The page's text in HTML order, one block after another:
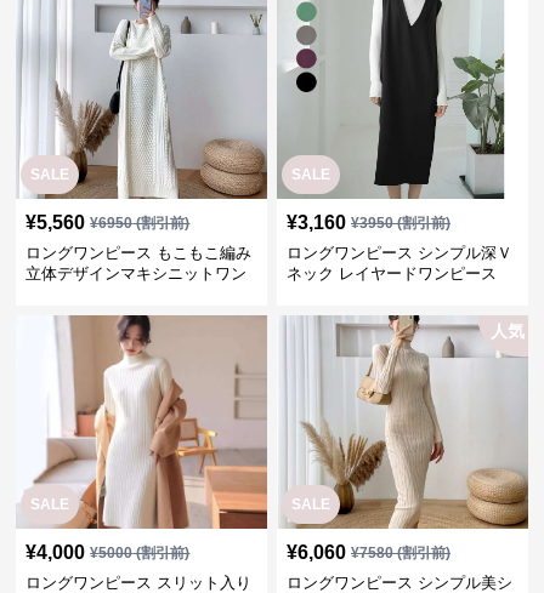
SALE
¥5,560 ¥6950(割引前)
ロングワンピース もこもこ編み
立体デザインマキシニットワン
SALE
¥3,160 ¥3950(割引前)
ロングワンピース シンプル深Ｖ
ネック レイヤードワンピース
SALE
¥4,000 ¥5000(割引前)
ロングワンピース スリット入り
SALE
人気
¥6,060 ¥7580(割引前)
ロングワンピース シンプル美シ